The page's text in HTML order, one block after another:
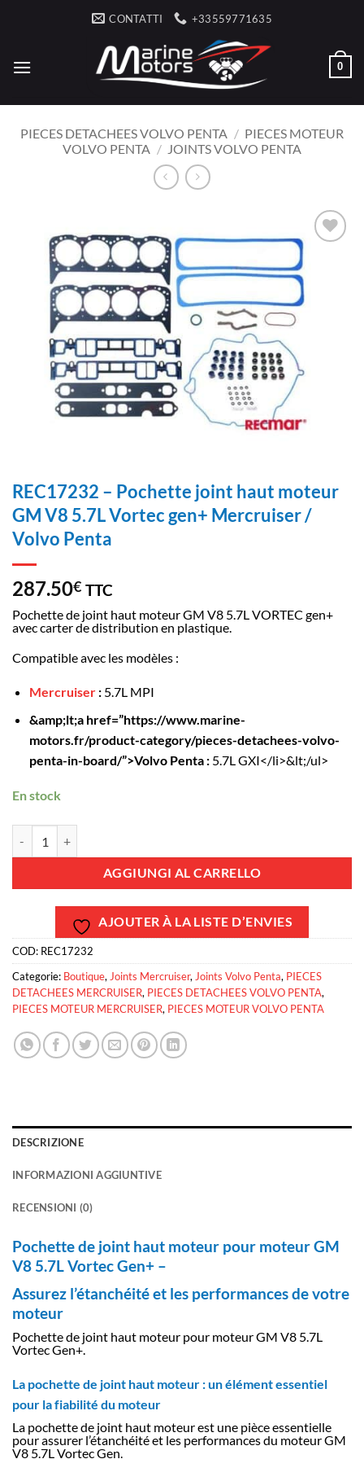
CONTATTI +33559771635
0
PIECES DETACHEES VOLVO PENTA / PIECES MOTEUR
VOLVO PENTA / JOINTS VOLVO PENTA
AJOUTER
À LA
LISTE
D’ENVIES
REC17232 – Pochette joint haut moteur
GM V8 5.7L Vortec gen+ Mercruiser /
Volvo Penta
287.50€ TTC
Pochette de joint haut moteur GM V8 5.7L VORTEC gen+
avec carter de distribution en plastique.
Compatible avec les modèles :
Mercruiser:5.7L MPI
&amp;lt;a href=”https://www.marine-
motors.fr/product-category/pieces-detachees-volvo-
penta-in-board/”>Volvo Penta :5.7L GXI</li>&lt;/ul>
En stock
AGGIUNGI AL CARRELLO
AJOUTER À LA LISTE D’ENVIES
COD: REC17232
Categorie: Boutique, Joints Mercruiser, Joints Volvo Penta, PIECES
DETACHEES MERCRUISER, PIECES DETACHEES VOLVO PENTA,
PIECES MOTEUR MERCRUISER, PIECES MOTEUR VOLVO PENTA
DESCRIZIONE
INFORMAZIONI AGGIUNTIVE
RECENSIONI (0)
Pochette de joint haut moteur pour moteur GM
V8 5.7L Vortec Gen+ –
Assurez l’étanchéité et les performances de votre
moteur
Pochette de joint haut moteur pour moteur GM V8 5.7L
Vortec Gen+.
La pochette de joint haut moteur : un élément essentiel
pour la fiabilité du moteur
La pochette de joint haut moteur est une pièce essentielle
pour assurer l’étanchéité et les performances du moteur GM
V8 5.7L Vortec Gen.